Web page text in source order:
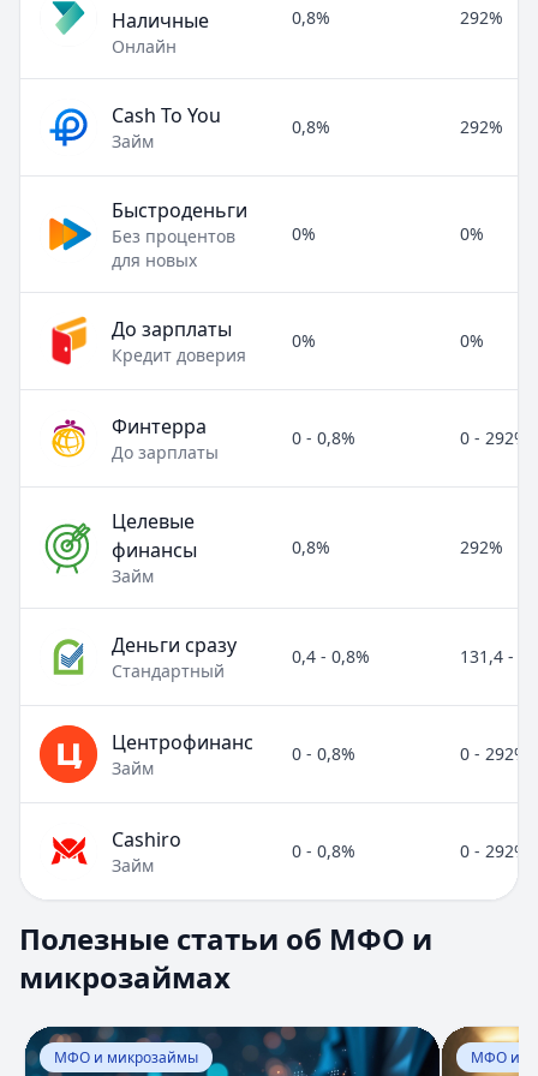
Наличные
Онлайн
0,8% 292%
Cash To You
Займ
0,8% 292%
Быстроденьги
Без процентов
для новых
0% 0%
До зарплаты
Кредит доверия
0% 0%
Финтерра
До зарплаты
0 - 0,8% 0 - 292%
Целевые
финансы
Займ
0,8% 292%
Деньги сразу
Стандартный
0,4 - 0,8% 131,4 -
Центрофинанс
Займ
0 - 0,8% 0 - 292%
Cashiro
Займ
0 - 0,8% 0 - 292%
Раздел:МФО и микрозаймы. Всего статей: 8.
Займ под расписку
Нужны деньги срочно? Рассмотрите займ под
Опубликовано:17 ноября 2025 г.
Категория: МФО и микрозаймы
Полезные статьи об МФО и
микрозаймах
Перейти к статье:Займ под расписку
МФО и микрозаймы
Перейти
МФО и